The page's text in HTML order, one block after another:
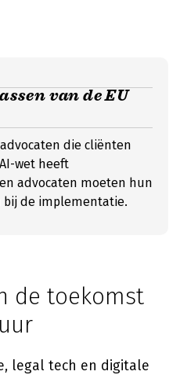
van de EU
die cliënten
wet heeft
advocaten moeten hun
de implementatie.
de toekomst
legal tech en digitale